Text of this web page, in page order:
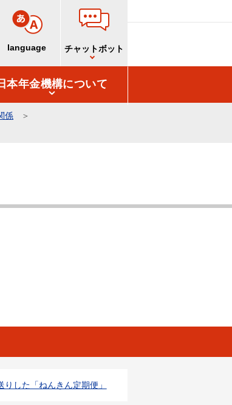
language チャットボット
本年金機構について
係
りした「ねんきん定期便」